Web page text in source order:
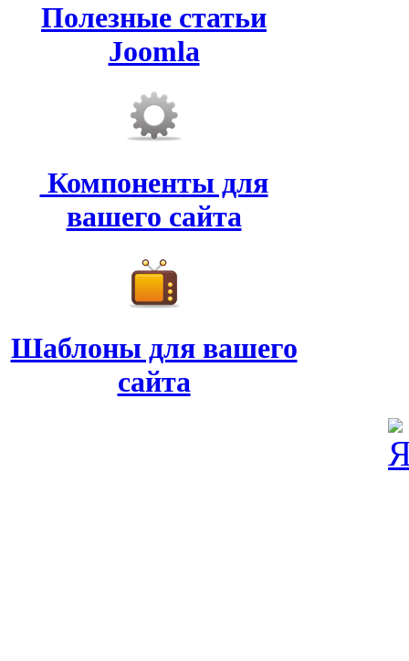
Полезные статьи
Joomla
Компоненты для
вашего сайта
Шаблоны для вашего
сайта